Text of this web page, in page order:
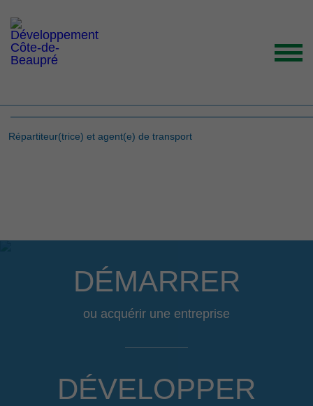
ACCUEIL
ORGANISATION
Répartiteur(trice) et
Répartiteur(trice) et agent(e) de transport
DÉMARRER
ou acquérir une entreprise
DÉVELOPPER